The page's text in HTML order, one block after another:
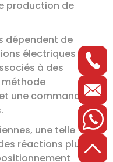
production de
dépendent de
électriques
à des
méthode
une commande
une telle
réactions plus